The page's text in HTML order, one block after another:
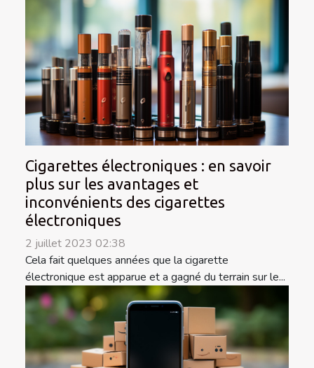
Cigarettes électroniques : en savoir
plus sur les avantages et
inconvénients des cigarettes
électroniques
2 juillet 2023 02:38
Cela fait quelques années que la cigarette
électronique est apparue et a gagné du terrain sur le...